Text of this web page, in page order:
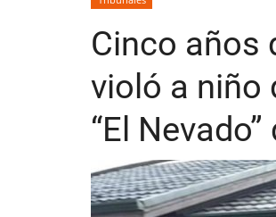
Cinco años
violó a niño
“El